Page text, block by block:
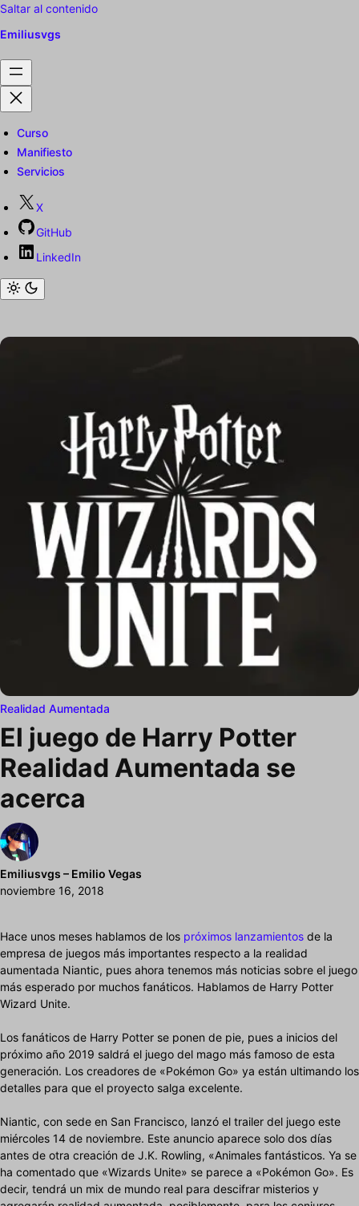
Saltar al contenido
Emiliusvgs
Curso
Manifiesto
Servicios
X
GitHub
LinkedIn
Realidad Aumentada
El juego de Harry Potter
Realidad Aumentada se
acerca
Emiliusvgs – Emilio Vegas
noviembre 16, 2018
Hace unos meses hablamos de los próximos lanzamientos de la
empresa de juegos más importantes respecto a la realidad
aumentada Niantic, pues ahora tenemos más noticias sobre el juego
más esperado por muchos fanáticos. Hablamos de Harry Potter
Wizard Unite.
Los fanáticos de Harry Potter se ponen de pie, pues a inicios del
próximo año 2019 saldrá el juego del mago más famoso de esta
generación. Los creadores de «Pokémon Go» ya están ultimando los
detalles para que el proyecto salga excelente.
Niantic, con sede en San Francisco, lanzó el trailer del juego este
miércoles 14 de noviembre. Este anuncio aparece solo dos días
antes de otra creación de J.K. Rowling, «Animales fantásticos. Ya se
ha comentado que «Wizards Unite» se parece a «Pokémon Go». Es
decir, tendrá un mix de mundo real para descifrar misterios y